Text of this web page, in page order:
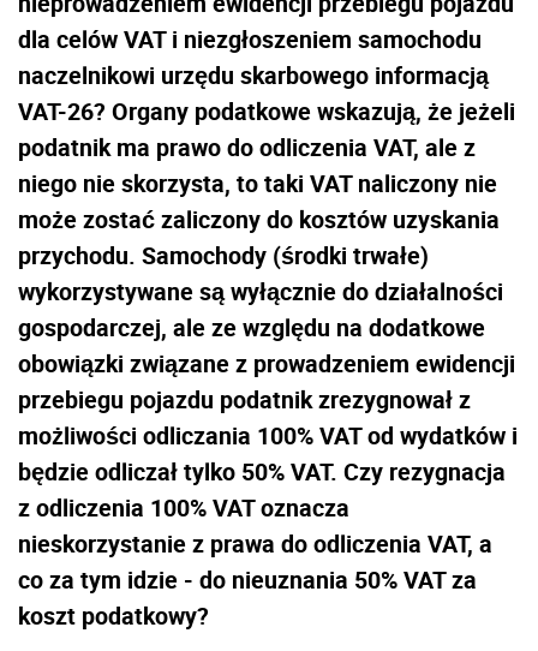
dla celów VAT i niezgłoszeniem samochodu
naczelnikowi urzędu skarbowego informacją
VAT-26? Organy podatkowe wskazują, że jeżeli
podatnik ma prawo do odliczenia VAT, ale z
niego nie skorzysta, to taki VAT naliczony nie
może zostać zaliczony do kosztów uzyskania
przychodu. Samochody (środki trwałe)
wykorzystywane są wyłącznie do działalności
gospodarczej, ale ze względu na dodatkowe
obowiązki związane z prowadzeniem ewidencji
przebiegu pojazdu podatnik zrezygnował z
możliwości odliczania 100% VAT od wydatków i
będzie odliczał tylko 50% VAT. Czy rezygnacja
z odliczenia 100% VAT oznacza
nieskorzystanie z prawa do odliczenia VAT, a
co za tym idzie - do nieuznania 50% VAT za
koszt podatkowy?